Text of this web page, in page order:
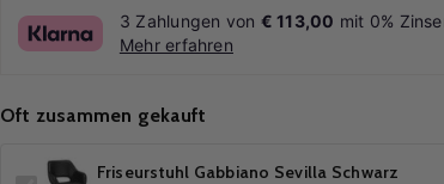
3 Zahlungen von € 113,00 mit 0%
Mehr erfahren
Oft zusammen gekauft
Friseurstuhl Gabbiano Sevilla Schwarz